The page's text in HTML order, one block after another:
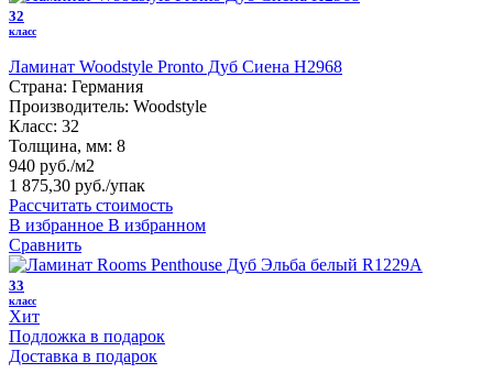
32
класс
Ламинат Woodstyle Pronto Дуб Сиена H2968
Страна: Германия
Производитель: Woodstyle
Класс: 32
Толщина, мм: 8
940 руб./м2
1 875,30 руб./упак
Рассчитать стоимость
В избранное В избранном
Сравнить
33
класс
Хит
Подложка в подарок
Доставка в подарок